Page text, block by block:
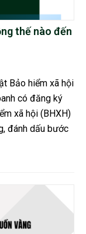
thế nào đến
Bảo hiểm xã hội
có đăng ký
xã hội (BHXH)
đánh dấu bước